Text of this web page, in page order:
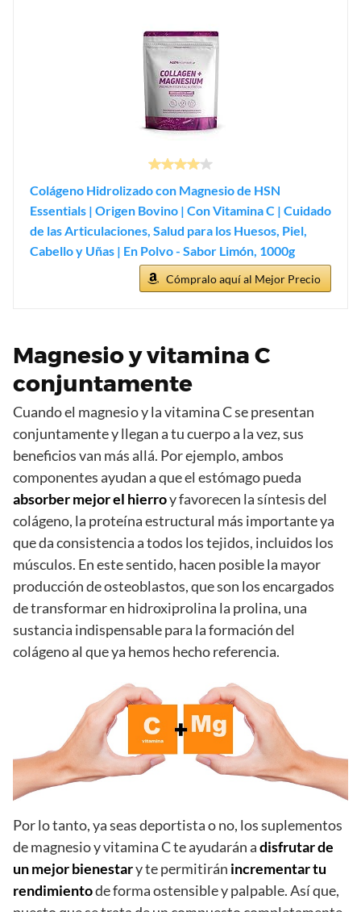
Colágeno Hidrolizado con Magnesio de HSN
Essentials | Origen Bovino | Con Vitamina C | Cuidado
de las Articulaciones, Salud para los Huesos, Piel,
Cabello y Uñas | En Polvo - Sabor Limón, 1000g
Cómpralo aquí al Mejor Precio
Magnesio y vitamina C
conjuntamente
Cuando el magnesio y la vitamina C se presentan
conjuntamente y llegan a tu cuerpo a la vez, sus
beneficios van más allá. Por ejemplo, ambos
componentes ayudan a que el estómago pueda
absorber mejor el hierroy favorecen la síntesis del
colágeno, la proteína estructural más importante ya
que da consistencia a todos los tejidos, incluidos los
músculos. En este sentido, hacen posible la mayor
producción de osteoblastos, que son los encargados
de transformar en hidroxiprolina la prolina, una
sustancia indispensable para la formación del
colágeno al que ya hemos hecho referencia.
Por lo tanto, ya seas deportista o no, los suplementos
de magnesio y vitamina C te ayudarán adisfrutar de
un mejor bienestary te permitirán incrementar tu
rendimientode forma ostensible y palpable. Así que,